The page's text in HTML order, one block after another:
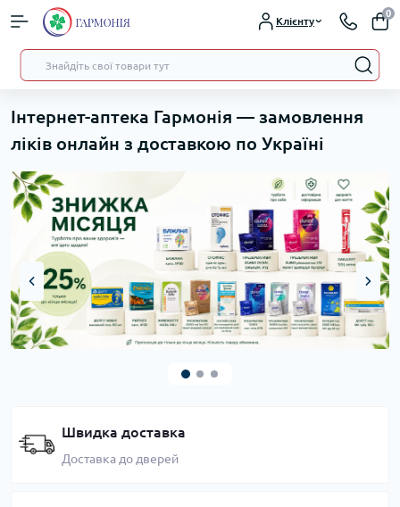
Клієнту
0
Інтернет-аптека Гармонія — замовлення
ліків онлайн з доставкою по Україні
Швидка доставка
Доставка до дверей